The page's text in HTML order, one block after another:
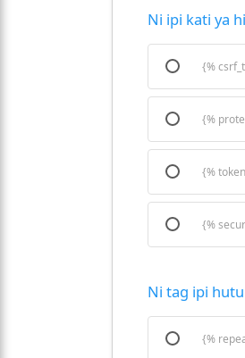
Ni ipi kati ya
{%
{%
{%
{%
Ni tag ipi
{%